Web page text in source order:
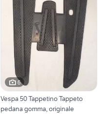
6
Vespa 50 Tappetino Tappeto
pedana gomma, originale